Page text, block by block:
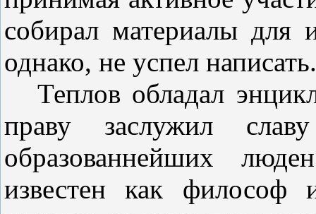
собирал мате­риалы для
однако, не успел написать.
Теплов обладал
праву заслужил
образованнейших
известен как философ